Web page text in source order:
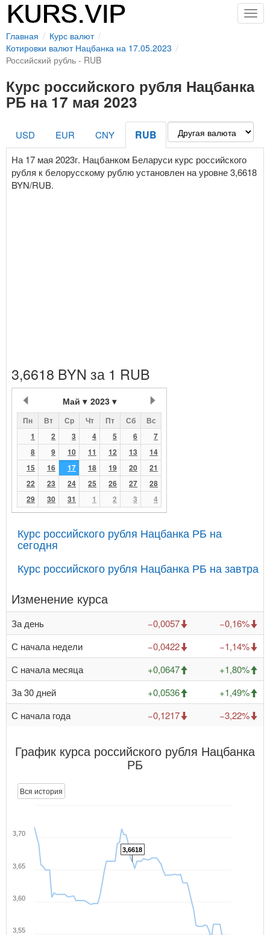
Главная
Курс валют
Котировки валют Нацбанка на 17.05.2023
Российский рубль - RUB
Курс российского рубля Нацбанка
РБ на 17 мая 2023
USD EUR CNY RUB
На 17 мая 2023г. Нацбанком Беларуси курс российского
рубля к белорусскому рублю установлен на уровне 3,6618
BYN/RUB.
3,6618 BYN за 1 RUB
Май 2023
Пн Вт Ср Чт Пт Сб
Вс
1
2 3 4 5 6
7
8
9 10 11 12 13
14
15
16 17 18 19 20
21
22
23 24 25 26 27
28
29
30 31 1 2 3 4
Курс российского рубля Нацбанка РБ на
сегодня
Курс российского рубля Нацбанка РБ на завтра
Изменение курса
За день −0,0057
−0,16%
С начала недели
−0,0422
−1,14%
С начала месяца
+0,0647
+1,80%
За 30 дней
+0,0536
+1,49%
С начала года
−0,1217 −3,22%
График курса российского рубля Нацбанка
РБ
Вся история
3,6618
3,55
3,60
3,65
3,70